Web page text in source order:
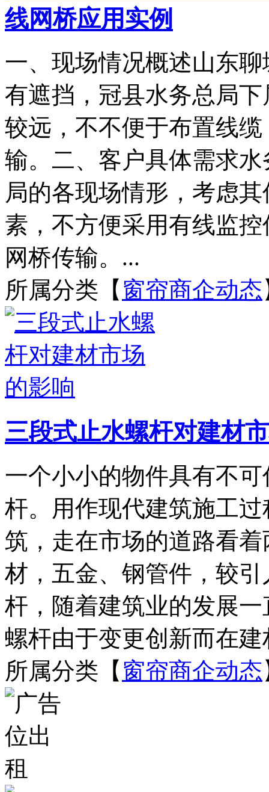
线网桥应用实例
一、现场情况概述山东
有遮挡，冠县水务总局
较远，不不便于布置线
输。二、客户具体需求
局的各现场情形，考虑
素，不方便采用有线监
网桥传输。...
所属分类【 窗帘商企动态
三段式止水螺杆对建材
一个小小的物件具有不
杆。用作现代建筑施工
筑，走在市场的道路看
材，五金、钢管件，较
杆，随着建筑业的发展
螺杆由于变更创新而在
所属分类【 窗帘商企动态